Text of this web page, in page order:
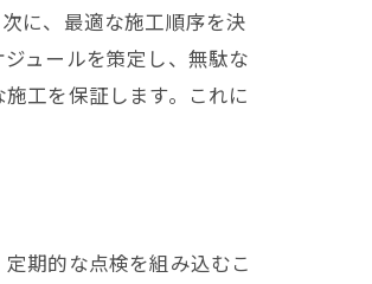
に、最適な施工順序を決
ュールを策定し、無駄な
工を保証します。これに
期的な点検を組み込むこ